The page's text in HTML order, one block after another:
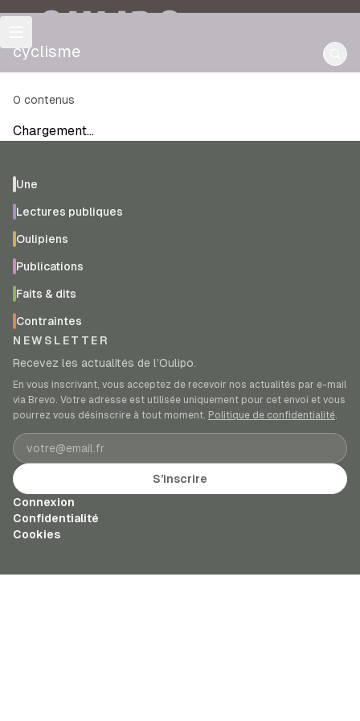
OULIPO
cyclisme
0 contenus
Chargement…
Une
Lectures publiques
Oulipiens
Publications
Faits & dits
Contraintes
NEWSLETTER
Recevez les actualités de l’Oulipo.
En vous inscrivant, vous acceptez de recevoir nos actualités par e-mail
via Brevo. Votre adresse est utilisée uniquement pour cet envoi et vous
pourrez vous désinscrire à tout moment. Politique de confidentialité.
Adresse e-mail
S’inscrire
Connexion
Confidentialité
Cookies